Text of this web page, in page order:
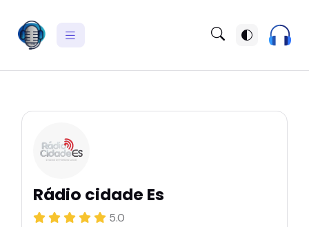
Rádio cidade Es
5.0